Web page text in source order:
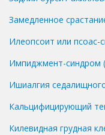
Замедленное
Илеопсоит или псоас-
Импиджмент-синдром
Ишиалгия
Кальцифицирующий
Килевидная грудная